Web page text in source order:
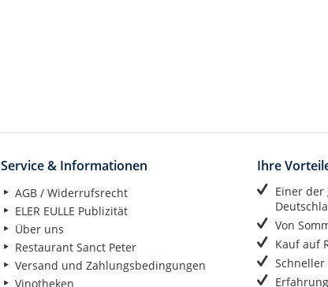
Service & Informationen
AGB / Widerrufsrecht
ELER EULLE Publizität
Über uns
Restaurant Sanct Peter
Versand und Zahlungsbedingungen
Vinotheken
Ihre
Einer
Von
Kauf auf
Schneller